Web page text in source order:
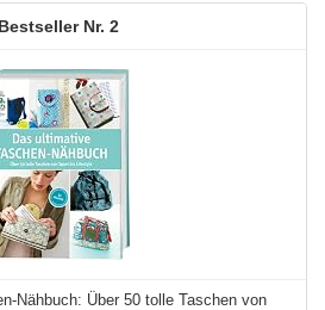
2
Nähbuch: Über 50 tolle Taschen von